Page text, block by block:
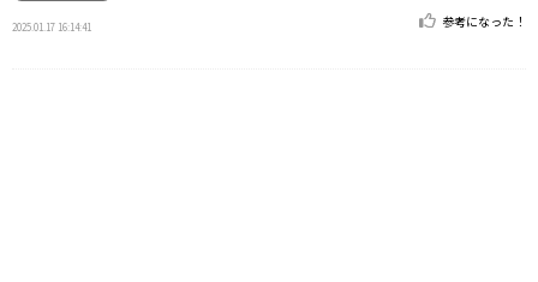
2025.01.17 16:14:41 参考になった！